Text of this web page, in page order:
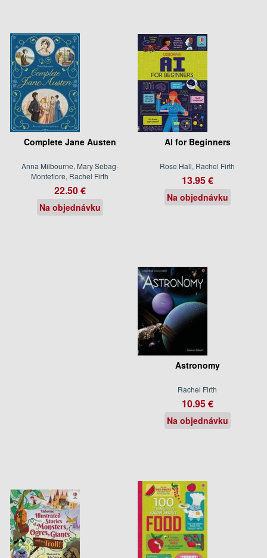
Complete Jane Austen
Anna Milbourne, Mary Sebag-
Montefiore, Rachel Firth
22.50 €
Na objednávku
AI for Beginners
Rose Hall, Rachel Firth
13.95 €
Na objednávku
Astronomy
Rachel Firth
10.95 €
Na objednávku